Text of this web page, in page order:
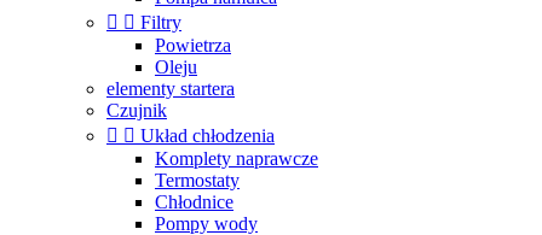
  Filtry
Powietrza
Oleju
elementy startera
Czujnik
  Układ chłodzenia
Komplety naprawcze
Termostaty
Chłodnice
Pompy wody